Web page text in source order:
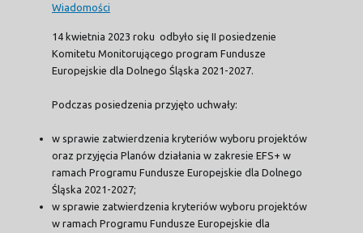
Wiadomości
14 kwietnia 2023 roku odbyło się II posiedzenie
Komitetu Monitorującego program Fundusze
Europejskie dla Dolnego Śląska 2021-2027.
Podczas posiedzenia przyjęto uchwały:
w sprawie zatwierdzenia kryteriów wyboru projektów
oraz przyjęcia Planów działania w zakresie EFS+ w
ramach Programu Fundusze Europejskie dla Dolnego
Śląska 2021-2027;
w sprawie zatwierdzenia kryteriów wyboru projektów
w ramach Programu Fundusze Europejskie dla